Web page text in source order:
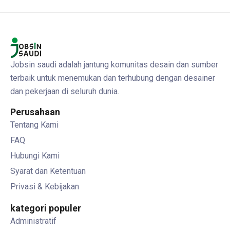
Jobsin saudi adalah jantung komunitas desain dan sumber
terbaik untuk menemukan dan terhubung dengan desainer
dan pekerjaan di seluruh dunia.
Perusahaan
Tentang Kami
FAQ
Hubungi Kami
Syarat dan Ketentuan
Privasi & Kebijakan
kategori populer
Administratif